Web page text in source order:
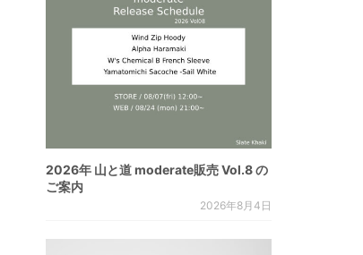
2026年 山と道 moderate販売 Vol.8 の
ご案内
2026年8月4日